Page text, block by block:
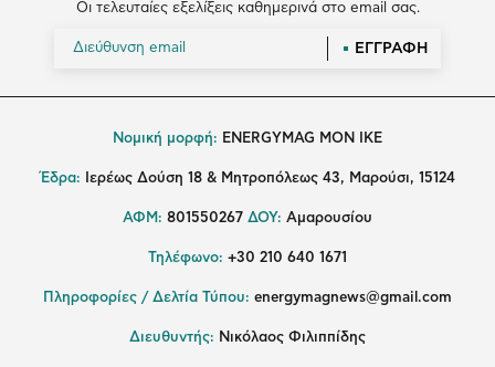
Οι τελευταίες εξελίξεις καθημερινά στο email σας.
ΕΓΓΡΑΦΗ
Νομική μορφή: ENERGYMAG MON IKE
Έδρα: Ιερέως Δούση 18 & Μητροπόλεως 43, Μαρούσι, 15124
ΑΦΜ: 801550267 ΔΟΥ: Αμαρουσίου
Τηλέφωνο: +30 210 640 1671
Πληροφορίες / Δελτία Τύπου: energymagnews@gmail.com
Διευθυντής: Νικόλαος Φιλιππίδης